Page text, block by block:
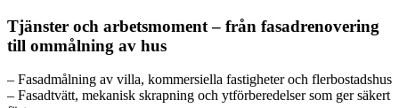
Tjänster och arbetsmoment – från fasadrenovering
till ommålning av hus
– Fasadmålning av villa, kommersiella fastigheter och flerbostadshus
– Fasadtvätt, mekanisk skrapning och ytförberedelser som ger säkert